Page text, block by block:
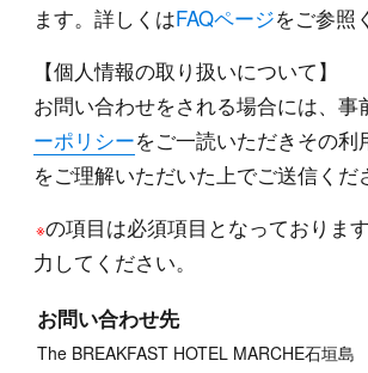
ます。詳しくはFAQページをご参照
【個人情報の取り扱いについて】
お問い合わせをされる場合には、事
ーポリシーをご一読いただきその利
をご理解いただいた上でご送信くだ
※の項目は必須項目となっておりま
力してください。
お問い合わせ先
The BREAKFAST HOTEL MARCHE石垣島